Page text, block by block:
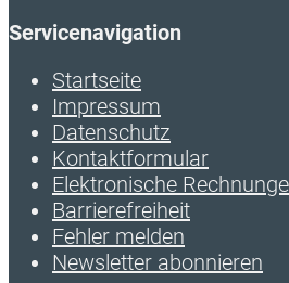
Servicenavigation
Startseite
Impressum
Datenschutz
Kontaktformular
Elektronische
Barrierefreiheit
Fehler melden
Newsletter abonnieren